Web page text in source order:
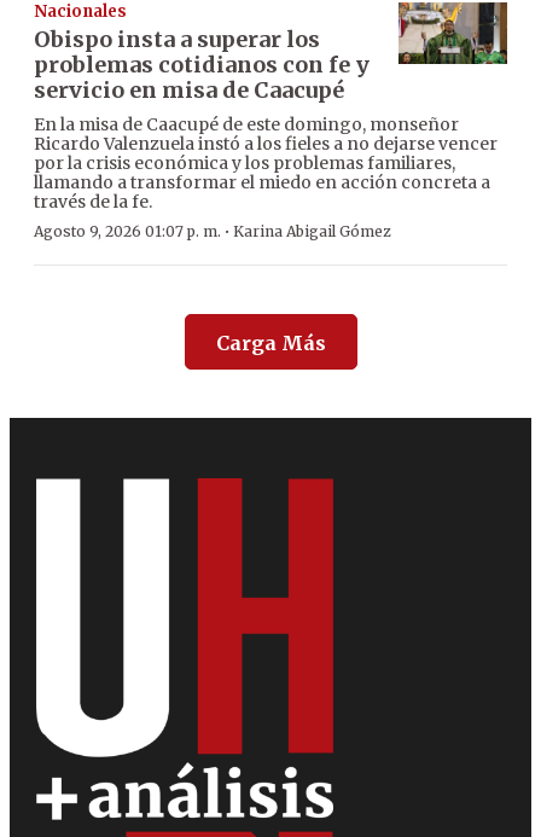
Nacionales
Obispo insta a superar los
problemas cotidianos con fe y
servicio en misa de Caacupé
En la misa de Caacupé de este domingo, monseñor
Ricardo Valenzuela instó a los fieles a no dejarse vencer
por la crisis económica y los problemas familiares,
llamando a transformar el miedo en acción concreta a
través de la fe.
Agosto 9, 2026 01:07 p. m. · Karina Abigail Gómez
Carga Más